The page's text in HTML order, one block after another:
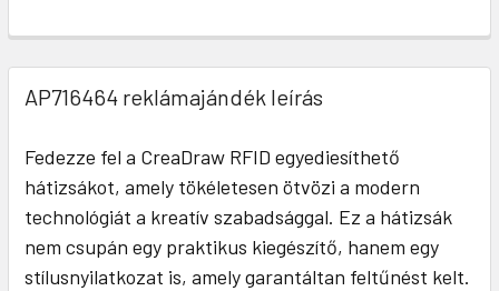
AP716464 reklámajándék leírás
Fedezze fel a CreaDraw RFID egyediesíthető
hátizsákot, amely tökéletesen ötvözi a modern
technológiát a kreatív szabadsággal. Ez a hátizsák
nem csupán egy praktikus kiegészítő, hanem egy
stílusnyilatkozat is, amely garantáltan feltűnést kelt.